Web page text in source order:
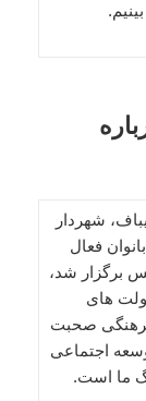
شهردار
فعال
برگزار شد،
های
صحبت
اجتماعی
ما است.